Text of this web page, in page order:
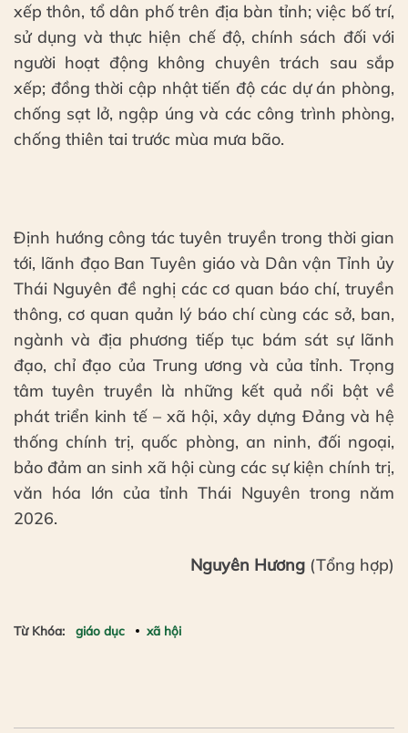
xếp thôn, tổ dân phố trên địa bàn tỉnh; việc bố trí,
sử dụng và thực hiện chế độ, chính sách đối với
người hoạt động không chuyên trách sau sắp
xếp; đồng thời cập nhật tiến độ các dự án phòng,
chống sạt lở, ngập úng và các công trình phòng,
chống thiên tai trước mùa mưa bão.
Định hướng công tác tuyên truyền trong thời gian
tới, lãnh đạo Ban Tuyên giáo và Dân vận Tỉnh ủy
Thái Nguyên đề nghị các cơ quan báo chí, truyền
thông, cơ quan quản lý báo chí cùng các sở, ban,
ngành và địa phương tiếp tục bám sát sự lãnh
đạo, chỉ đạo của Trung ương và của tỉnh. Trọng
tâm tuyên truyền là những kết quả nổi bật về
phát triển kinh tế – xã hội, xây dựng Đảng và hệ
thống chính trị, quốc phòng, an ninh, đối ngoại,
bảo đảm an sinh xã hội cùng các sự kiện chính trị,
văn hóa lớn của tỉnh Thái Nguyên trong năm
2026.
Nguyên Hương (Tổng hợp)
Từ Khóa: giáo dục xã hội